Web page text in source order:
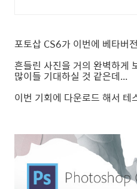
포토삽 CS6가 이번에 베타버
흔들린 사진을 거의 완벽하게
많이들 기대하실 것 같은데...
이번 기회에 다운로드 해서 테